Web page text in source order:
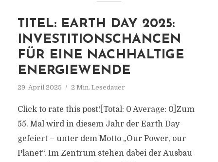
TITEL: EARTH DAY 2025:
INVESTITIONSCHANCEN
FÜR EINE NACHHALTIGE
ENERGIEWENDE
29. April 2025 2 Min. Lesedauer
Click to rate this post![Total: 0 Average: 0]Zum
55. Mal wird in diesem Jahr der Earth Day
gefeiert – unter dem Motto „Our Power, our
Planet“. Im Zentrum stehen dabei der Ausbau